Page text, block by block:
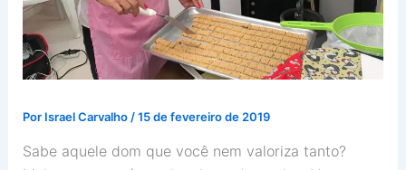
Por Israel Carvalho /15 de fevereiro de 2019
Sabe aquele dom que você nem valoriza tanto?